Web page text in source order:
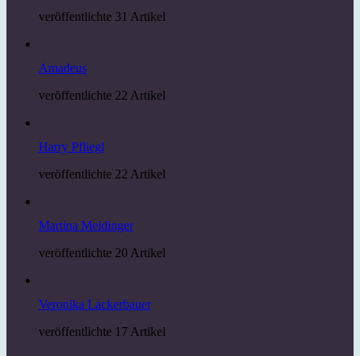
veröffentlichte 31 Artikel
Amadeus
veröffentlichte 22 Artikel
Harry Pfliegl
veröffentlichte 22 Artikel
Martina Meidinger
veröffentlichte 20 Artikel
Veronika Lackerbauer
veröffentlichte 17 Artikel